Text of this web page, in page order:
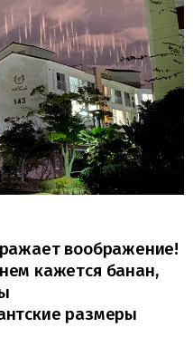
воображение!
кажется банан,
размеры